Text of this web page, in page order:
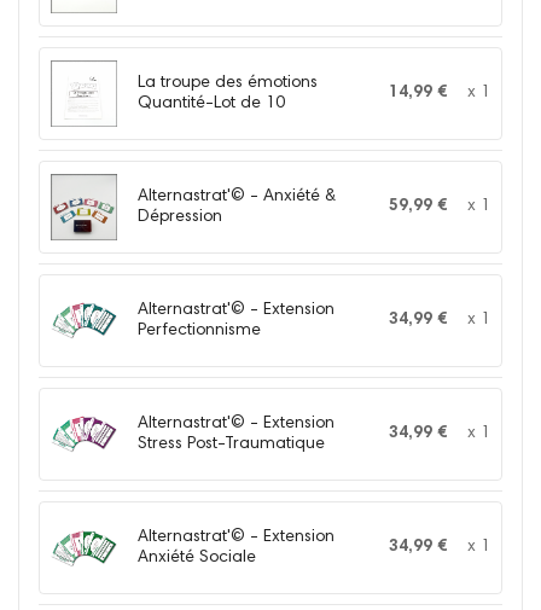
La troupe des émotions
Quantité-Lot de 10
14,99 € x 1
Alternastrat'© - Anxiété &
Dépression
59,99 € x 1
Alternastrat'© - Extension
Perfectionnisme
34,99 € x 1
Alternastrat'© - Extension
Stress Post-Traumatique
34,99 € x 1
Alternastrat'© - Extension
Anxiété Sociale
34,99 € x 1